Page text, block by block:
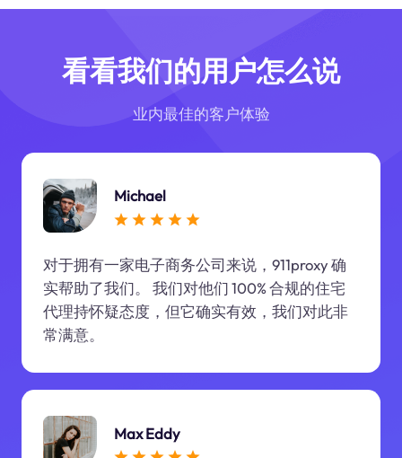
看看我们的用户怎么说
业内最佳的客户体验
Michael
对于拥有一家电子商务公司来说，911proxy 确
实帮助了我们。 我们对他们 100% 合规的住宅
代理持怀疑态度，但它确实有效，我们对此非
常满意。
Max Eddy